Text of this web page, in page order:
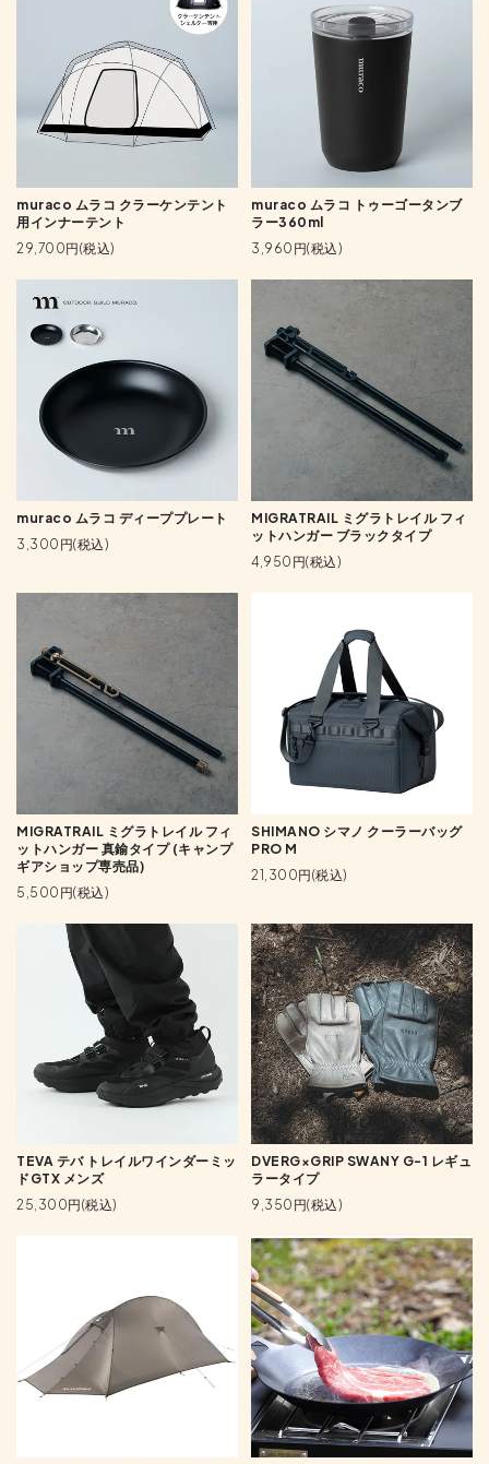
muraco ムラコ クラーケンテント
用インナーテント
29,700円(税込)
muraco ムラコ トゥーゴータンブ
ラー360ml
3,960円(税込)
muraco ムラコ ディーププレート
3,300円(税込)
MIGRATRAIL ミグラトレイル フィ
ットハンガー ブラックタイプ
4,950円(税込)
MIGRATRAIL ミグラトレイル フィ
ットハンガー 真鍮タイプ (キャンプ
ギアショップ専売品)
5,500円(税込)
SHIMANO シマノ クーラーバッグ
PRO M
21,300円(税込)
TEVA テバ トレイルワインダーミッ
ドGTX メンズ
25,300円(税込)
DVERG×GRIP SWANY G-1 レギュ
ラータイプ
9,350円(税込)